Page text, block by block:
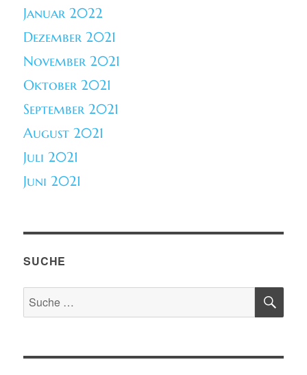
Januar 2022
Dezember 2021
November 2021
Oktober 2021
September 2021
August 2021
Juli 2021
Juni 2021
SUCHE
Suche
nach: